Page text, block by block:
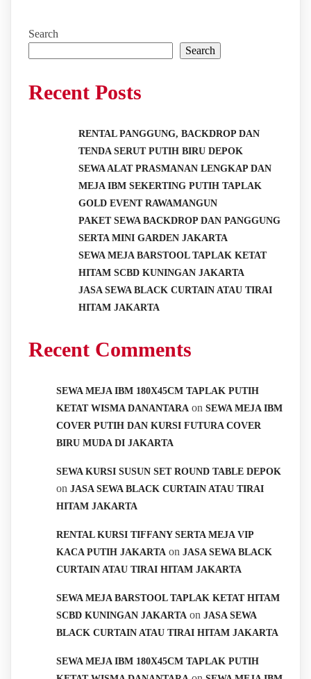
Search
Search
Recent Posts
RENTAL PANGGUNG, BACKDROP DAN
TENDA SERUT PUTIH BIRU DEPOK
SEWA ALAT PRASMANAN LENGKAP DAN
MEJA IBM SEKERTING PUTIH TAPLAK
GOLD EVENT RAWAMANGUN
PAKET SEWA BACKDROP DAN PANGGUNG
SERTA MINI GARDEN JAKARTA
SEWA MEJA BARSTOOL TAPLAK KETAT
HITAM SCBD KUNINGAN JAKARTA
JASA SEWA BLACK CURTAIN ATAU TIRAI
HITAM JAKARTA
Recent Comments
SEWA MEJA IBM 180X45CM TAPLAK PUTIH
KETAT WISMA DANANTARA on SEWA MEJA IBM
COVER PUTIH DAN KURSI FUTURA COVER
BIRU MUDA DI JAKARTA
SEWA KURSI SUSUN SET ROUND TABLE DEPOK
on JASA SEWA BLACK CURTAIN ATAU TIRAI
HITAM JAKARTA
RENTAL KURSI TIFFANY SERTA MEJA VIP
KACA PUTIH JAKARTA on JASA SEWA BLACK
CURTAIN ATAU TIRAI HITAM JAKARTA
SEWA MEJA BARSTOOL TAPLAK KETAT HITAM
SCBD KUNINGAN JAKARTA on JASA SEWA
BLACK CURTAIN ATAU TIRAI HITAM JAKARTA
SEWA MEJA IBM 180X45CM TAPLAK PUTIH